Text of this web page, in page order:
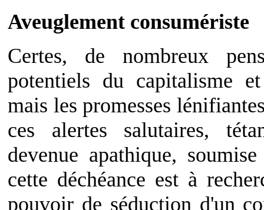
Aveuglement consumériste
Certes, de nombreux
potentiels du capitalisme
mais les promesses
ces alertes salutaires,
devenue apathique,
cette déchéance est à
pouvoir de séduction d'un